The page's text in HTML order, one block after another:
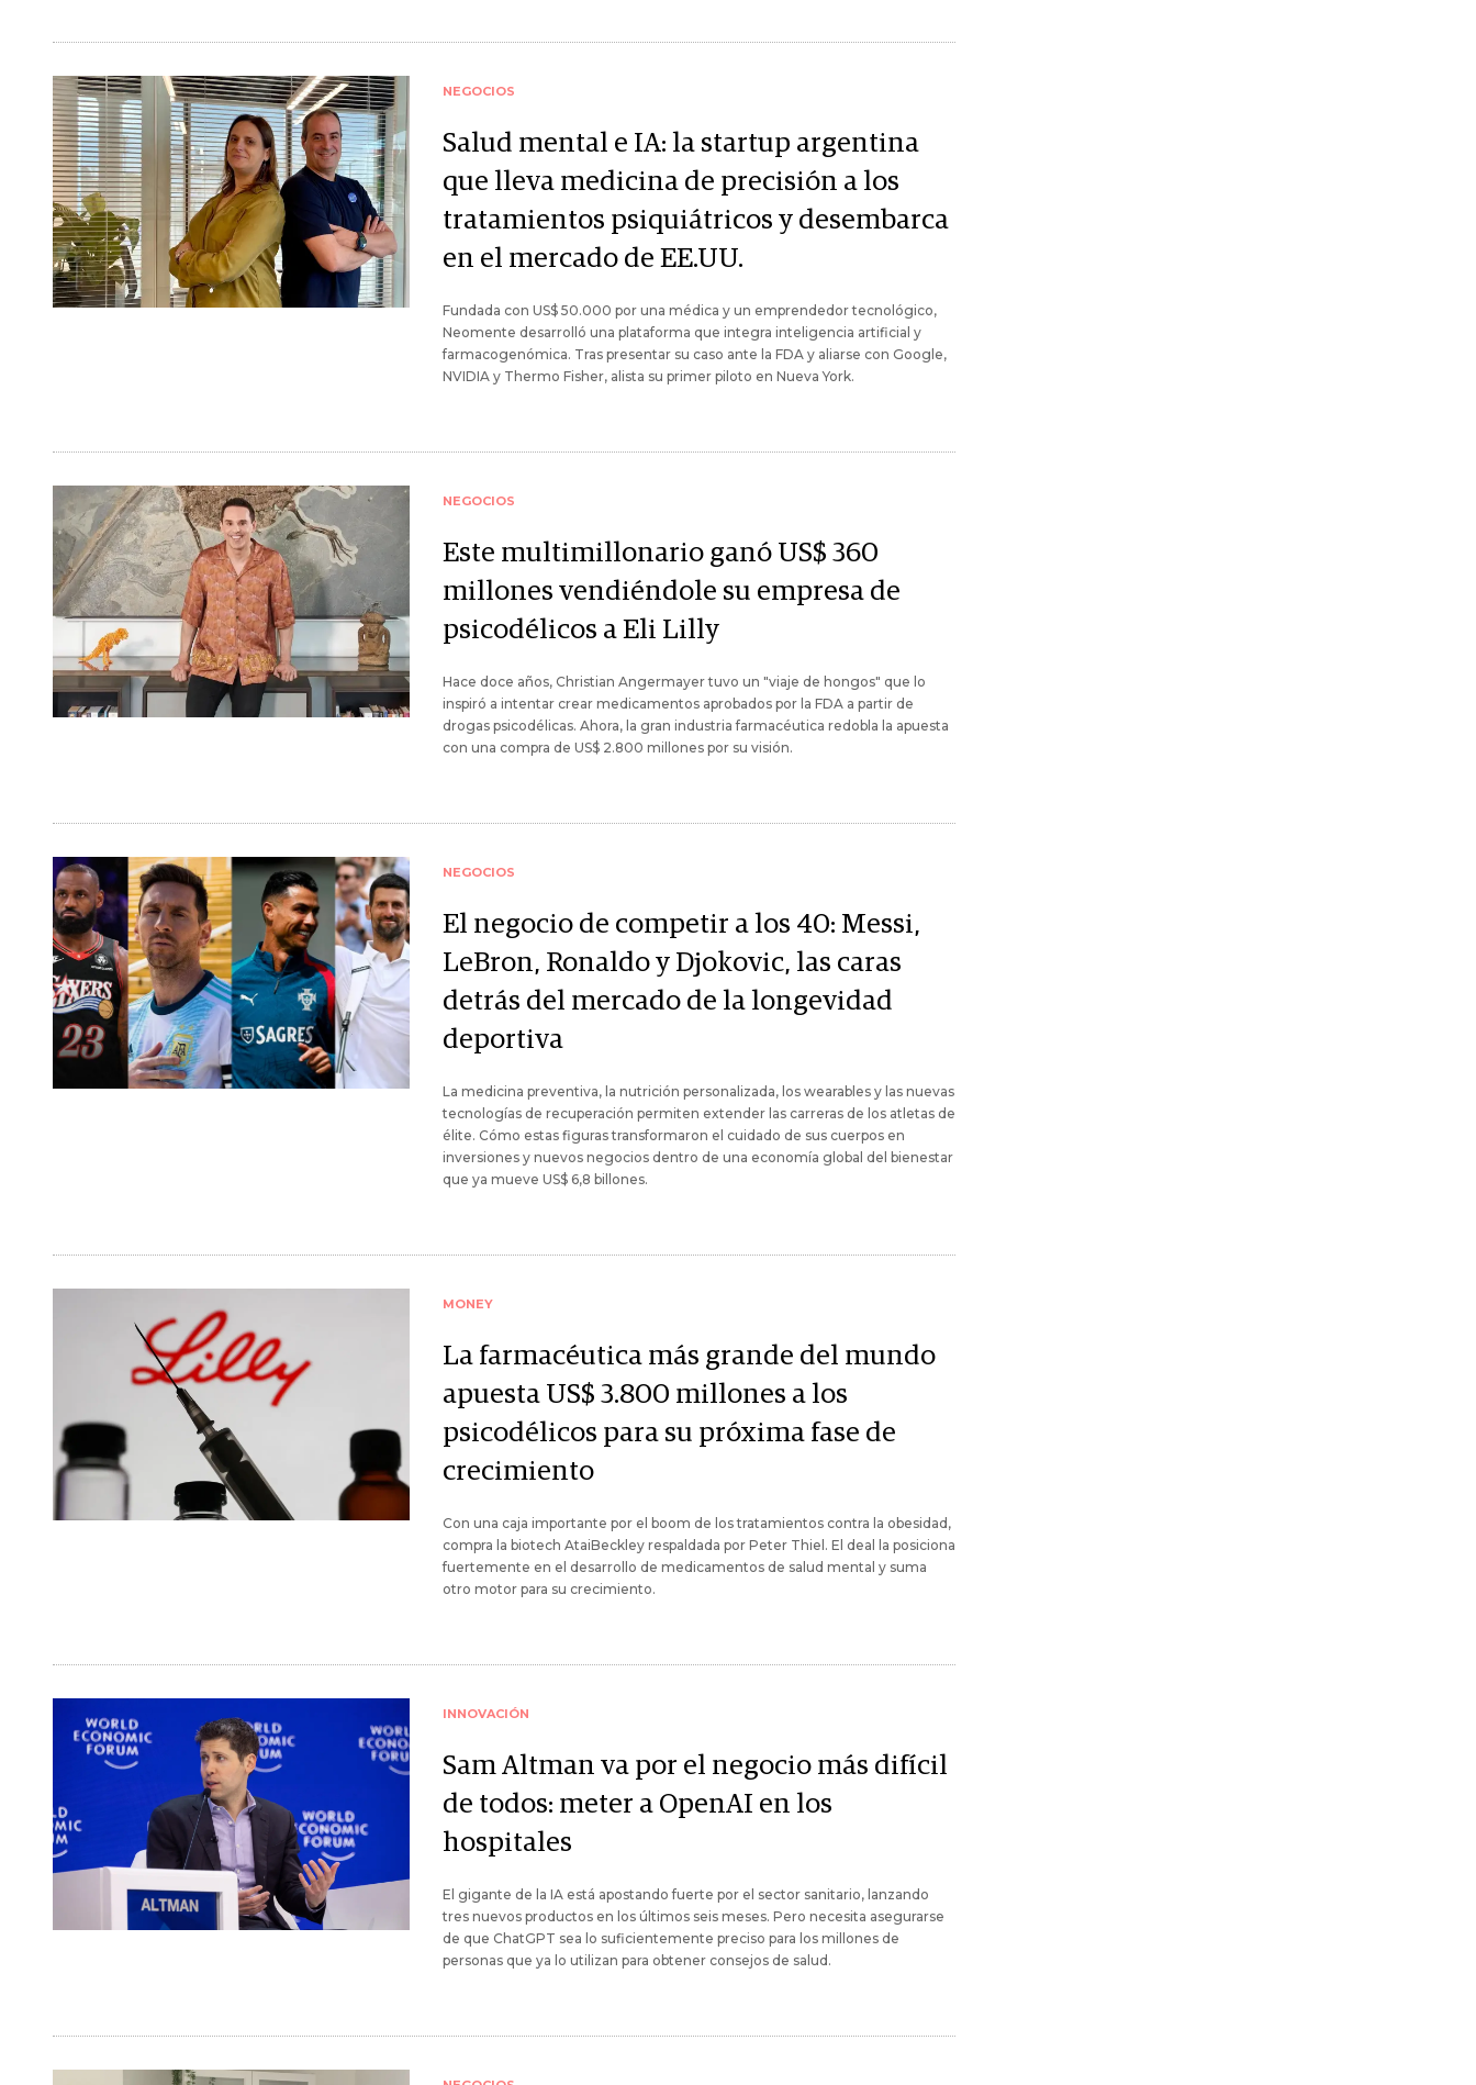
NEGOCIOS
Salud mental e IA: la startup argentina
que lleva medicina de precisión a los
tratamientos psiquiátricos y desembarca
en el mercado de EE.UU.
Fundada con US$ 50.000 por una médica y un emprendedor tecnológico,
Neomente desarrolló una plataforma que integra inteligencia artificial y
farmacogenómica. Tras presentar su caso ante la FDA y aliarse con Google,
NVIDIA y Thermo Fisher, alista su primer piloto en Nueva York.
NEGOCIOS
Este multimillonario ganó US$ 360
millones vendiéndole su empresa de
psicodélicos a Eli Lilly
Hace doce años, Christian Angermayer tuvo un "viaje de hongos" que lo
inspiró a intentar crear medicamentos aprobados por la FDA a partir de
drogas psicodélicas. Ahora, la gran industria farmacéutica redobla la apuesta
con una compra de US$ 2.800 millones por su visión.
NEGOCIOS
El negocio de competir a los 40: Messi,
LeBron, Ronaldo y Djokovic, las caras
detrás del mercado de la longevidad
deportiva
La medicina preventiva, la nutrición personalizada, los wearables y las nuevas
tecnologías de recuperación permiten extender las carreras de los atletas de
élite. Cómo estas figuras transformaron el cuidado de sus cuerpos en
inversiones y nuevos negocios dentro de una economía global del bienestar
que ya mueve US$ 6,8 billones.
MONEY
La farmacéutica más grande del mundo
apuesta US$ 3.800 millones a los
psicodélicos para su próxima fase de
crecimiento
Con una caja importante por el boom de los tratamientos contra la obesidad,
compra la biotech AtaiBeckley respaldada por Peter Thiel. El deal la posiciona
fuertemente en el desarrollo de medicamentos de salud mental y suma
otro motor para su crecimiento.
INNOVACIÓN
Sam Altman va por el negocio más difícil
de todos: meter a OpenAI en los
hospitales
El gigante de la IA está apostando fuerte por el sector sanitario, lanzando
tres nuevos productos en los últimos seis meses. Pero necesita asegurarse
de que ChatGPT sea lo suficientemente preciso para los millones de
personas que ya lo utilizan para obtener consejos de salud.